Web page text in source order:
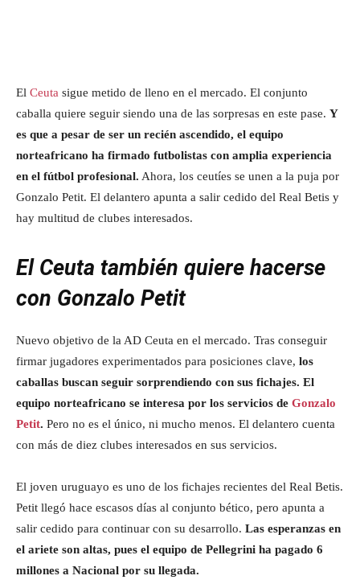
El Ceuta sigue metido de lleno en el mercado. El conjunto
caballa quiere seguir siendo una de las sorpresas en este pase. Y
es que a pesar de ser un recién ascendido, el equipo
norteafricano ha firmado futbolistas con amplia experiencia
en el fútbol profesional. Ahora, los ceutíes se unen a la puja por
Gonzalo Petit. El delantero apunta a salir cedido del Real Betis y
hay multitud de clubes interesados.
El Ceuta también quiere hacerse
con Gonzalo Petit
Nuevo objetivo de la AD Ceuta en el mercado. Tras conseguir
firmar jugadores experimentados para posiciones clave, los
caballas buscan seguir sorprendiendo con sus fichajes. El
equipo norteafricano se interesa por los servicios de Gonzalo
Petit. Pero no es el único, ni mucho menos. El delantero cuenta
con más de diez clubes interesados en sus servicios.
El joven uruguayo es uno de los fichajes recientes del Real Betis.
Petit llegó hace escasos días al conjunto bético, pero apunta a
salir cedido para continuar con su desarrollo. Las esperanzas en
el ariete son altas, pues el equipo de Pellegrini ha pagado 6
millones a Nacional por su llegada.